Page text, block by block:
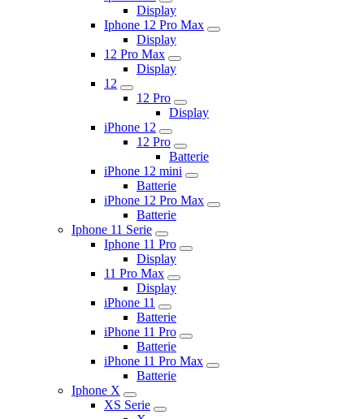
Display
Iphone 12 Pro Max
Display
12 Pro Max
Display
12
12 Pro
Display
iPhone 12
12 Pro
Batterie
iPhone 12 mini
Batterie
iPhone 12 Pro Max
Batterie
Iphone 11 Serie
Iphone 11 Pro
Display
11 Pro Max
Display
iPhone 11
Batterie
iPhone 11 Pro
Batterie
iPhone 11 Pro Max
Batterie
Iphone X
XS Serie